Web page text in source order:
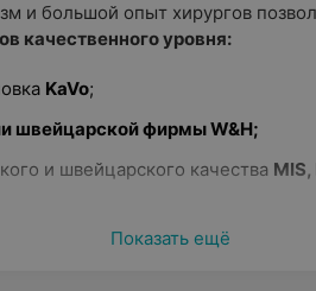
и большой опыт хирургов
качественного уровня:
KaVo;
швейцарской фирмы W&H;
и швейцарского качества
опытный хирургПавлов Олег
Показать ещё